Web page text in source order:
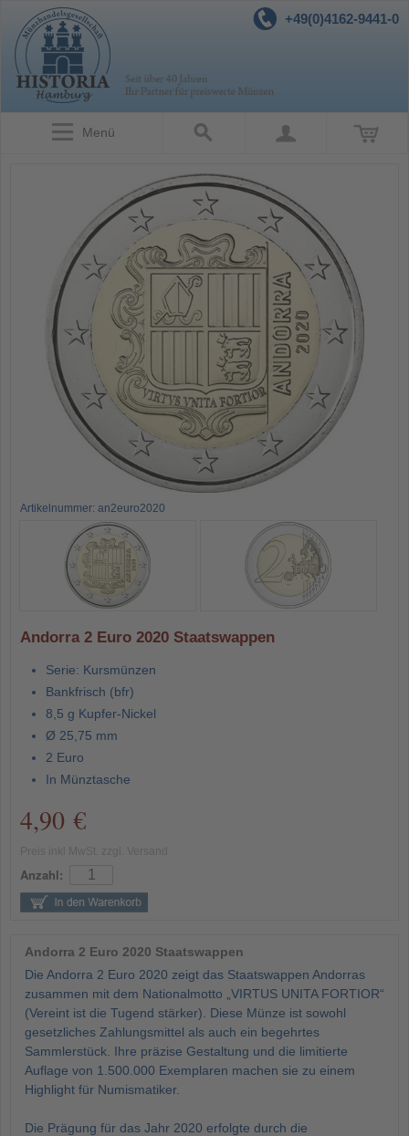
+49(0)4162-9441-0
Menü
Artikelnummer: an2euro2020
Andorra 2 Euro 2020 Staatswappen
Serie: Kursmünzen
Bankfrisch (bfr)
8,5 g Kupfer-Nickel
Ø 25,75 mm
2 Euro
In Münztasche
4,90 €
Anzahl:
Andorra 2 Euro 2020 Staatswappen
Die Andorra 2 Euro 2020 zeigt das Staatswappen Andorras
zusammen mit dem Nationalmotto „VIRTUS UNITA FORTIOR“
(Vereint ist die Tugend stärker). Diese Münze ist sowohl
gesetzliches Zahlungsmittel als auch ein begehrtes
Sammlerstück. Ihre präzise Gestaltung und die limitierte
Auflage von 1.500.000 Exemplaren machen sie zu einem
Highlight für Numismatiker.
Die Prägung für das Jahr 2020 erfolgte durch die